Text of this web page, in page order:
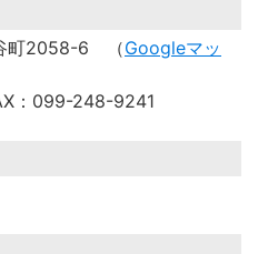
町2058-6 （Googleマッ
：099-248-9241